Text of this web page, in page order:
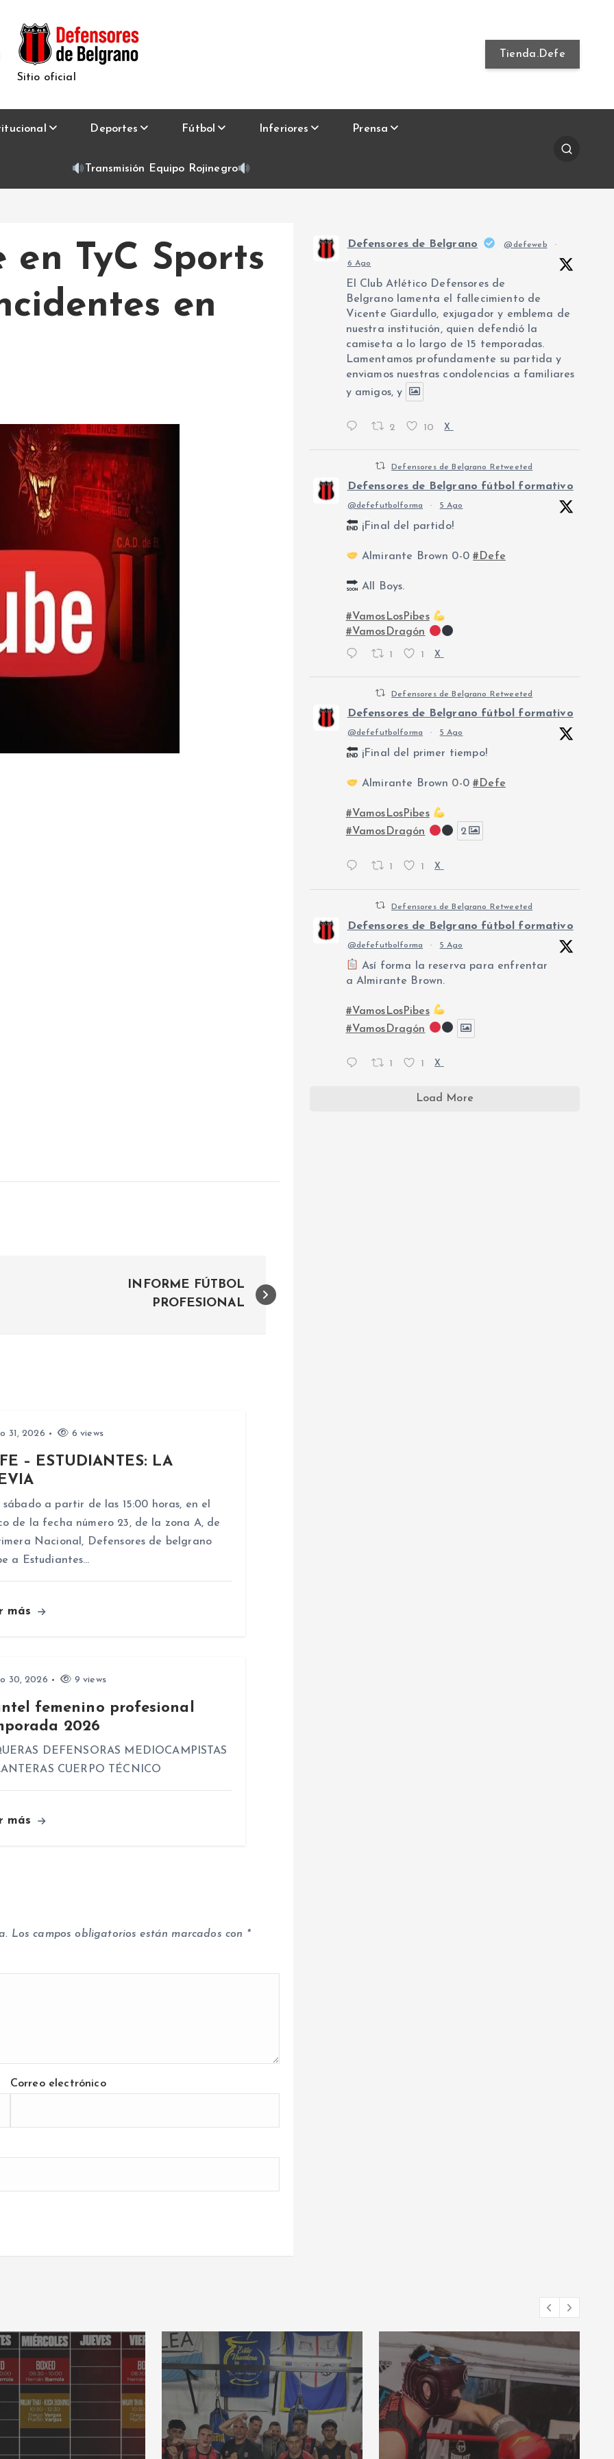
Sitio oficial
Tienda.Defe
Deportes Fútbol Inferiores Prensa
Transmisión Equipo Rojinegro
TyC Sports
en
INFORME FÚTBOL
PROFESIONAL
31, 2026 6 views
– ESTUDIANTES: LA
sábado a partir de las 15:00 horas, en el
de la fecha número 23, de la zona A, de
Nacional, Defensores de belgrano
a Estudiantes…
más
30, 2026 9 views
femenino profesional
2026
DEFENSORAS MEDIOCAMPISTAS
CUERPO TÉCNICO
más
Los campos obligatorios están marcados con *
Correo electrónico
Defensores de Belgrano @defeweb ·
6 Ago
El Club Atlético Defensores de
Belgrano lamenta el fallecimiento de
Vicente Giardullo, exjugador y emblema de
nuestra institución, quien defendió la
camiseta a lo largo de 15 temporadas.
Lamentamos profundamente su partida y
enviamos nuestras condolencias a familiares
y amigos, y
2 10 X
Defensores de Belgrano Retweeted
Defensores de Belgrano fútbol formativo
@defefutbolforma · 5 Ago
¡Final del partido!
Almirante Brown 0-0#Defe
All Boys.
#VamosLosPibes
#VamosDragón
1 1 X
Defensores de Belgrano Retweeted
Defensores de Belgrano fútbol formativo
@defefutbolforma · 5 Ago
¡Final del primer tiempo!
Almirante Brown 0-0#Defe
#VamosLosPibes
#VamosDragón
2
1 1 X
Defensores de Belgrano Retweeted
Defensores de Belgrano fútbol formativo
@defefutbolforma · 5 Ago
Así forma la reserva para enfrentar
a Almirante Brown.
#VamosLosPibes
#VamosDragón
1 1 X
Load More